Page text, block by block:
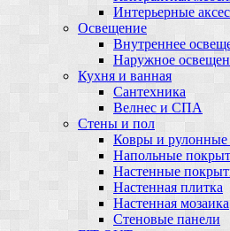
Интерьерные
Освещение
Внутреннее
Наружное
Кухня и ванная
Сантехника
Велнес и СПА
Стены и пол
Ковры и рулонные
Напольные
Настенные
Настенная плитка
Настенная мозаика
Стеновые панели